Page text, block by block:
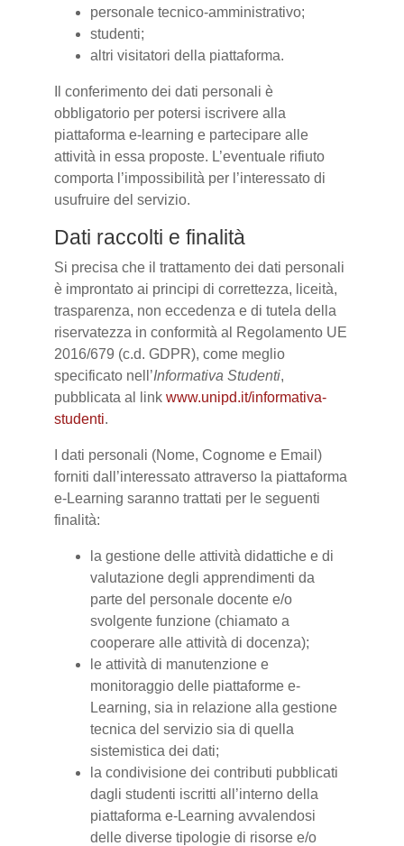
personale tecnico-amministrativo;
studenti;
altri visitatori della piattaforma.
Il conferimento dei dati personali è
obbligatorio per potersi iscrivere alla
piattaforma e-learning e partecipare alle
attività in essa proposte. L’eventuale rifiuto
comporta l’impossibilità per l’interessato di
usufruire del servizio.
Dati raccolti e finalità
Si precisa che il trattamento dei dati personali
è improntato ai principi di correttezza, liceità,
trasparenza, non eccedenza e di tutela della
riservatezza in conformità al Regolamento UE
2016/679 (c.d. GDPR), come meglio
specificato nell’Informativa Studenti,
pubblicata al link www.unipd.it/informativa-
studenti.
I dati personali (Nome, Cognome e Email)
forniti dall’interessato attraverso la piattaforma
e-Learning saranno trattati per le seguenti
finalità:
la gestione delle attività didattiche e di
valutazione degli apprendimenti da
parte del personale docente e/o
svolgente funzione (chiamato a
cooperare alle attività di docenza);
le attività di manutenzione e
monitoraggio delle piattaforme e-
Learning, sia in relazione alla gestione
tecnica del servizio sia di quella
sistemistica dei dati;
la condivisione dei contributi pubblicati
dagli studenti iscritti all’interno della
piattaforma e-Learning avvalendosi
delle diverse tipologie di risorse e/o